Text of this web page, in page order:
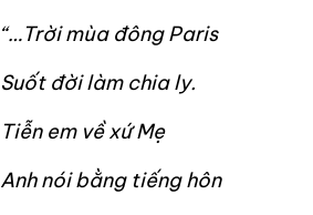
“…Trời mùa đông Paris
Suốt đời làm chia ly.
Tiễn em về xứ Mẹ
Anh nói bằng tiếng hôn